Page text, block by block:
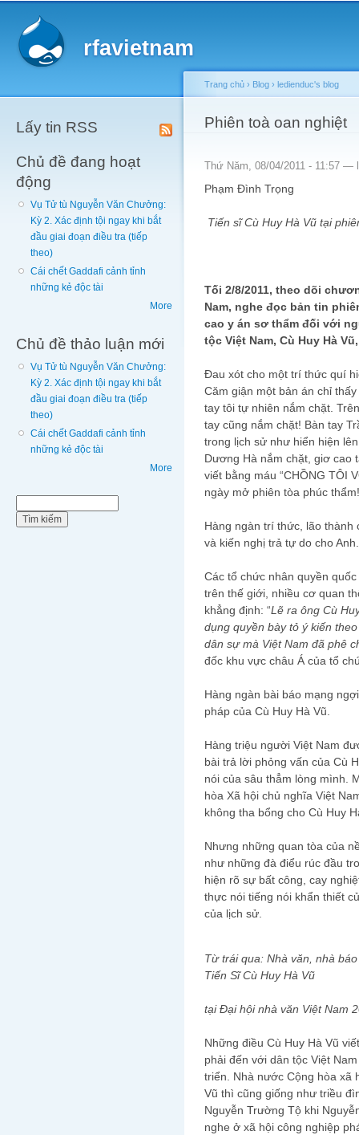
rfavietnam
Lấy tin RSS
Chủ đề đang hoạt
động
Vụ Tử tù Nguyễn Văn Chưởng:
Kỳ 2. Xác định tội ngay khi bắt
đầu giai đoạn điều tra (tiếp
theo)
Cái chết Gaddafi cảnh tỉnh
những kẻ độc tài
More
Chủ đề thảo luận mới
Vụ Tử tù Nguyễn Văn Chưởng:
Kỳ 2. Xác định tội ngay khi bắt
đầu giai đoạn điều tra (tiếp
theo)
Cái chết Gaddafi cảnh tỉnh
những kẻ độc tài
More
You are here
Trang chủ › Blog › ledienduc's blog
Phiên toà oan nghiệt
Thứ Năm, 08/04/2011 - 11:57 —
Phạm Đình Trọng
Tiến sĩ Cù Huy Hà Vũ tại
Tối 2/8/2011, theo dõi
Nam, nghe đọc bản tin
cao y án sơ thẩm đối với
tộc Việt Nam, Cù Huy Hà
Đau xót cho một trí thức quí
Căm giận một bản án chỉ
tay tôi tự nhiên nắm chặt.
tay cũng nắm chặt! Bàn tay
trong lịch sử như hiển hiện
Dương Hà nắm chặt, giơ cao
viết bằng máu “CHỒNG TÔI
ngày mở phiên tòa phúc thẩm!
Hàng ngàn trí thức, lão thành
và kiến nghị trả tự do cho Anh.
Các tổ chức nhân quyền
trên thế giới, nhiều cơ quan
khẳng định: “Lẽ ra ông Cù
dụng quyền bày tỏ ý kiến
dân sự mà Việt Nam đã phê
đốc khu vực châu Á của tổ
Hàng ngàn bài báo mạng
pháp của Cù Huy Hà Vũ.
Hàng triệu người Việt Nam
bài trả lời phỏng vấn của Cù
nói của sâu thẳm lòng mình.
hòa Xã hội chủ nghĩa Việt
không tha bổng cho Cù Huy
Nhưng những quan tòa của
như những đà điểu rúc đầu
hiện rõ sự bất công, cay
thực nói tiếng nói khẩn thiết
của lịch sử.
Từ trái qua: Nhà văn, nhà
Tiến Sĩ Cù Huy Hà Vũ
tại Đại hội nhà văn Việt Nam
Những điều Cù Huy Hà Vũ
phải đến với dân tộc Việt
triển. Nhà nước Cộng hòa xã
Vũ thì cũng giống như triều
Nguyễn Trường Tộ khi
nghe ở xã hội công nghiệp